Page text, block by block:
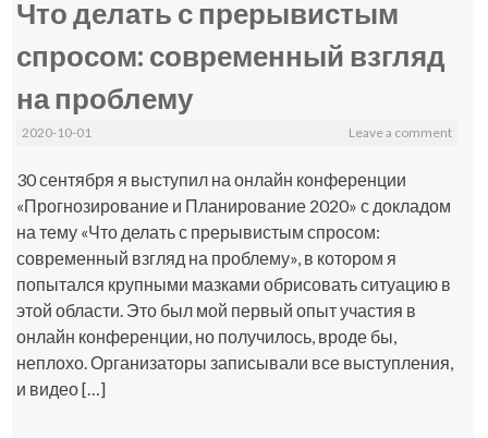
Что делать с прерывистым
спросом: современный взгляд
на проблему
2020-10-01 Leave a comment
30 сентября я выступил на онлайн конференции
«Прогнозирование и Планирование 2020» с докладом
на тему «Что делать с прерывистым спросом:
современный взгляд на проблему», в котором я
попытался крупными мазками обрисовать ситуацию в
этой области. Это был мой первый опыт участия в
онлайн конференции, но получилось, вроде бы,
неплохо. Организаторы записывали все выступления,
и видео […]